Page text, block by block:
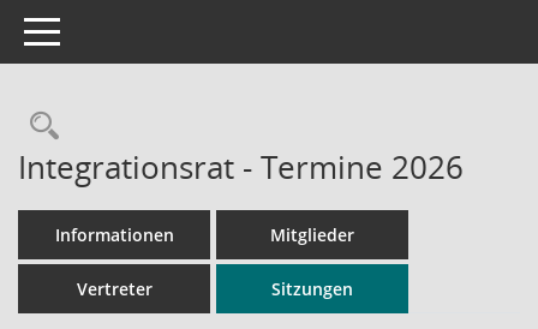
Toggle navigation
Rechercheauswahl
Integrationsrat - Termine 2026
Informationen Mitglieder
Vertreter Sitzungen